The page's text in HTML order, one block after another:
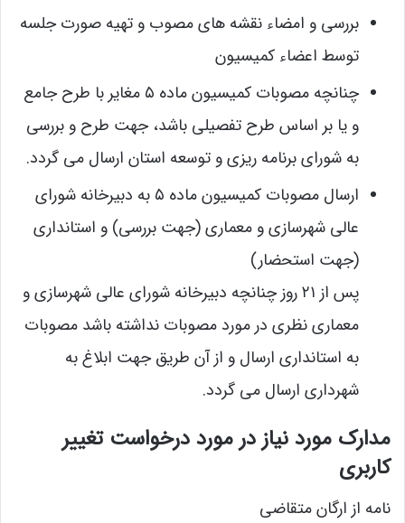
بررسی و امضاء نقشه های مصوب و تهیه صورت جلسه
توسط اعضاء کمیسیون
چنانچه مصوبات کمیسیون ماده ۵ مغایر با طرح جامع
و یا بر اساس طرح تفصیلی باشد، جهت طرح و بررسی
به شورای برنامه ریزی و توسعه استان ارسال می گردد.
ارسال مصوبات کمیسیون ماده ۵ به دبیرخانه شورای
عالی شهرسازی و معماری (جهت بررسی) و استانداری
(جهت استحضار)
پس از ۲۱ روز چنانچه دبیرخانه شورای عالی شهرسازی و
معماری نظری در مورد مصوبات نداشته باشد مصوبات
به استانداری ارسال و از آن طریق جهت ابلاغ به
شهرداری ارسال می گردد.
مدارک مورد نیاز در مورد درخواست تغییر
کاربری
نامه از ارگان متقاضی